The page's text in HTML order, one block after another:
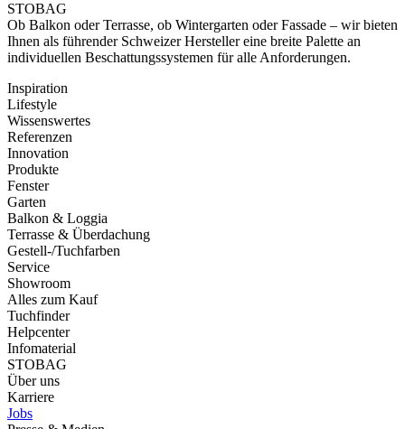
STOBAG
Ob Balkon oder Terrasse, ob Wintergarten oder Fassade – wir bieten
Ihnen als führender Schweizer Hersteller eine breite Palette an
individuellen Beschattungssystemen für alle Anforderungen.
Inspiration
Lifestyle
Wissenswertes
Referenzen
Innovation
Produkte
Fenster
Garten
Balkon & Loggia
Terrasse & Überdachung
Gestell-/Tuchfarben
Service
Showroom
Alles zum Kauf
Tuchfinder
Helpcenter
Infomaterial
STOBAG
Über uns
Karriere
Jobs